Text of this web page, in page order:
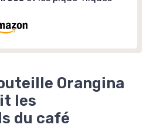
Orangina
les
du café